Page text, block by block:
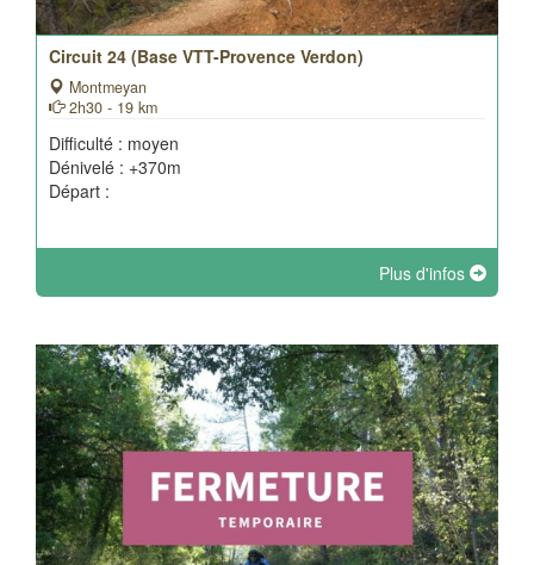
Circuit 24 (Base VTT-Provence Verdon)
Montmeyan
2h30 - 19 km
Difficulté : moyen
Dénivelé : +370m
Départ :
Plus d'infos